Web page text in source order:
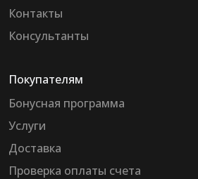
Контакты
Консультанты
Покупателям
Бонусная программа
Услуги
Доставка
Проверка оплаты счета